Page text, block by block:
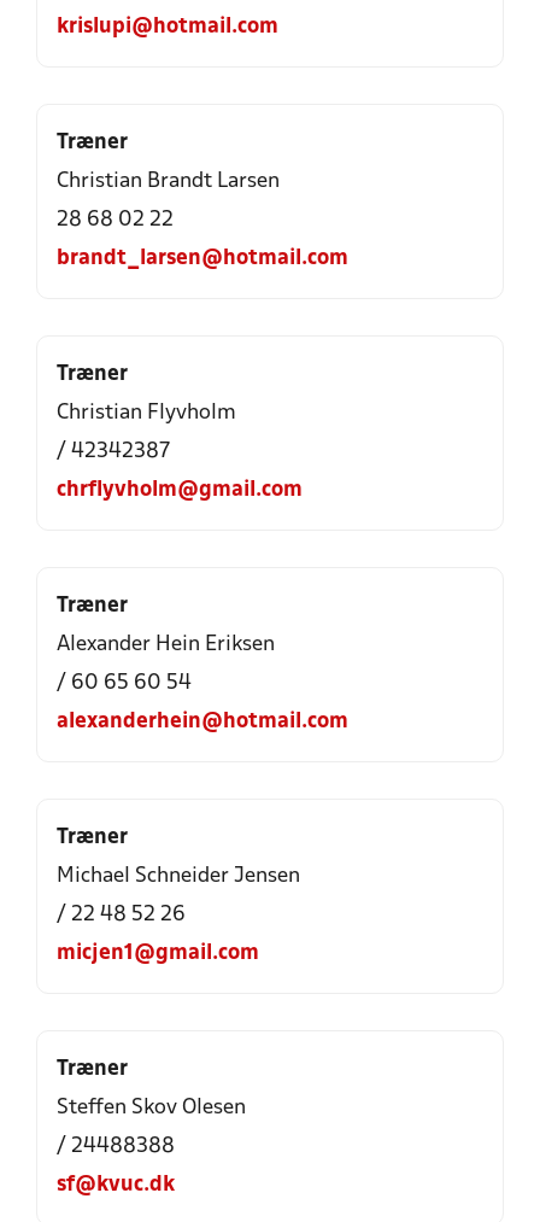
krislupi@hotmail.com
Træner
Christian Brandt Larsen
28 68 02 22
brandt_larsen@hotmail.com
Træner
Christian Flyvholm
/ 42342387
chrflyvholm@gmail.com
Træner
Alexander Hein Eriksen
/ 60 65 60 54
alexanderhein@hotmail.com
Træner
Michael Schneider Jensen
/ 22 48 52 26
micjen1@gmail.com
Træner
Steffen Skov Olesen
/ 24488388
sf@kvuc.dk